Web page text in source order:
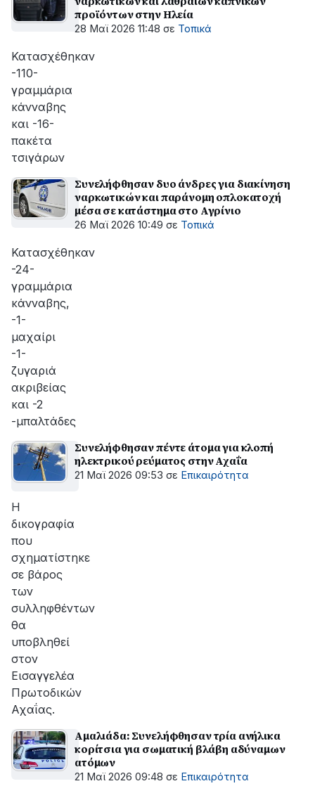
προϊόντων στην Ηλεία
28 Μαϊ 2026 11:48 σε Τοπικά
Κατασχέθηκαν
-110-
γραμμάρια
κάνναβης
και -16-
πακέτα
τσιγάρων
Συνελήφθησαν δυο άνδρες για διακίνηση
ναρκωτικών και παράνομη οπλοκατοχή
μέσα σε κατάστημα στο Αγρίνιο
26 Μαϊ 2026 10:49 σε Τοπικά
Κατασχέθηκαν
-24-
γραμμάρια
κάνναβης,
-1-
μαχαίρι
-1-
ζυγαριά
ακριβείας
και -2
-μπαλτάδες
Συνελήφθησαν πέντε άτομα για κλοπή
ηλεκτρικού ρεύματος στην Αχαΐα
21 Μαϊ 2026 09:53 σε Επικαιρότητα
Η
δικογραφία
που
σχηματίστηκε
σε βάρος
των
συλληφθέντων
θα
υποβληθεί
στον
Εισαγγελέα
Πρωτοδικών
Αχαΐας.
Αμαλιάδα: Συνελήφθησαν τρία ανήλικα
κορίτσια για σωματική βλάβη αδύναμων
ατόμων
21 Μαϊ 2026 09:48 σε Επικαιρότητα